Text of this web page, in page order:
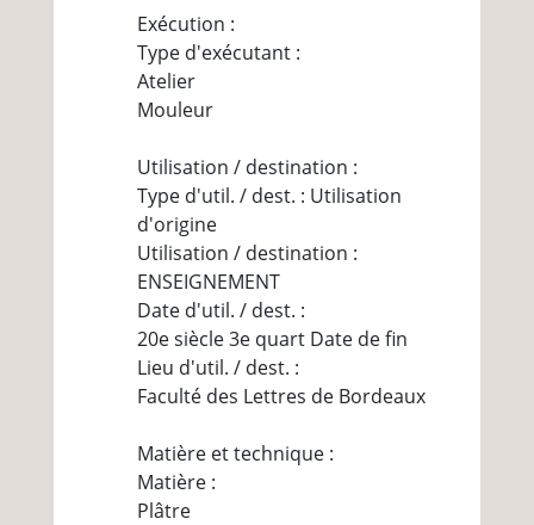
Exécution :
Type d'exécutant :
Atelier
Mouleur
Utilisation / destination :
Type d'util. / dest. : Utilisation
d'origine
Utilisation / destination :
ENSEIGNEMENT
Date d'util. / dest. :
20e siècle 3e quart Date de fin
Lieu d'util. / dest. :
Faculté des Lettres de Bordeaux
Matière et technique :
Matière :
Plâtre